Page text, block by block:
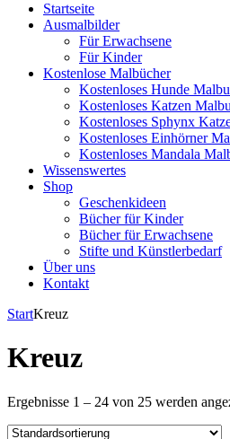
Startseite
Ausmalbilder
Für Erwachsene
Für Kinder
Kostenlose Malbücher
Kostenloses Hunde
Kostenloses Katzen
Kostenloses Sphynx
Kostenloses Einhörner
Kostenloses Mandala
Wissenswertes
Shop
Geschenkideen
Bücher für Kinder
Bücher für Erwachsene
Stifte und Künstlerbedarf
Über uns
Kontakt
StartKreuz
Kreuz
Ergebnisse 1 – 24 von 25 werden